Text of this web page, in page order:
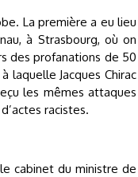
La première a eu lieu
à Strasbourg, où on
des profanations de 50
laquelle Jacques Chirac
les mêmes attaques
racistes.
cabinet du ministre de